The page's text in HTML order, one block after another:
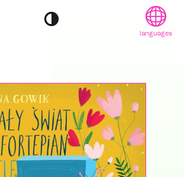
languages
English
Français
project
contact